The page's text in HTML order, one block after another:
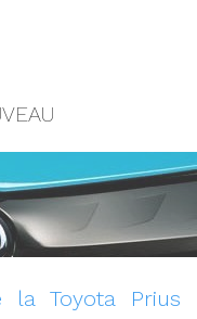
la Toyota Prius